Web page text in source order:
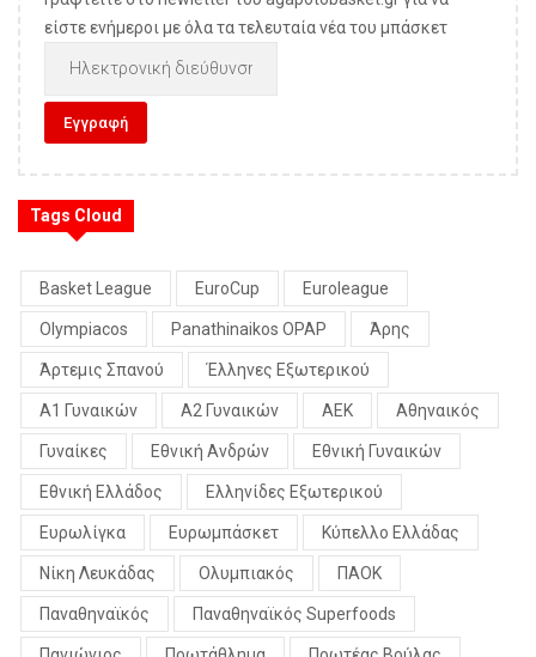
είστε ενήμεροι με όλα τα τελευταία νέα του μπάσκετ
Tags Cloud
Basket League EuroCup Euroleague
Olympiacos Panathinaikos OPAP Άρης
Άρτεμις Σπανού Έλληνες Εξωτερικού
Α1 Γυναικών Α2 Γυναικών ΑΕΚ Αθηναικός
Γυναίκες Εθνική Ανδρών Εθνική Γυναικών
Εθνική Ελλάδος Ελληνίδες Εξωτερικού
Ευρωλίγκα Ευρωμπάσκετ Κύπελλο Ελλάδας
Νίκη Λευκάδας Ολυμπιακός ΠΑΟΚ
Παναθηναϊκός Παναθηναϊκός Superfoods